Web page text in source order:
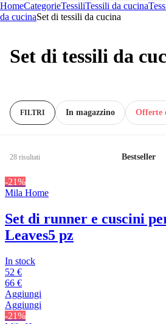
HomeCategorieTessiliTessili da cucina
da cucinaSet di tessili da cucina
Set di tessili da
FILTRI In magazzino Offerte
28 risultati Bestseller
-21%
Mila Home
Set di runner e cuscini
Leaves5 pz
In stock
52 €
66 €
Aggiungi
Aggiungi
-21%